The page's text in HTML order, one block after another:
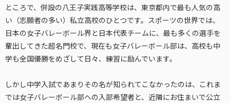
ところで、併設の八王子実践高等学校は、東京都内で最も人気の高
い（志願者の多い）私立高校のひとつです。スポーツの世界では、
日本の女子バレーボール界と日本代表チームに、最も多くの選手を
輩出してきた超名門校で、現在も女子バレーボール部は、高校も中
学も全国優勝をめざして日々、練習に励んでいます。
しかし中学入試であまりその名が知られてこなかったのは、これま
では女子バレーボール部への入部希望者と、近隣にお住まいで公立